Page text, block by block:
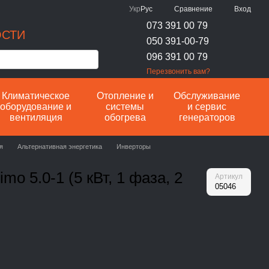
Укр Рус Сравнение Вход
073 391 00 79
050 391-00-79
096 391 00 79
Перезвонить вам?
Климатическое
оборудование и
вентиляция
Отопление и
системы
обогрева
Обслуживание
и сервис
генераторов
Альтернативная энергетика Инверторы
5.0-1 (5 кВт, 1 фаза, 2 Артикул
05046